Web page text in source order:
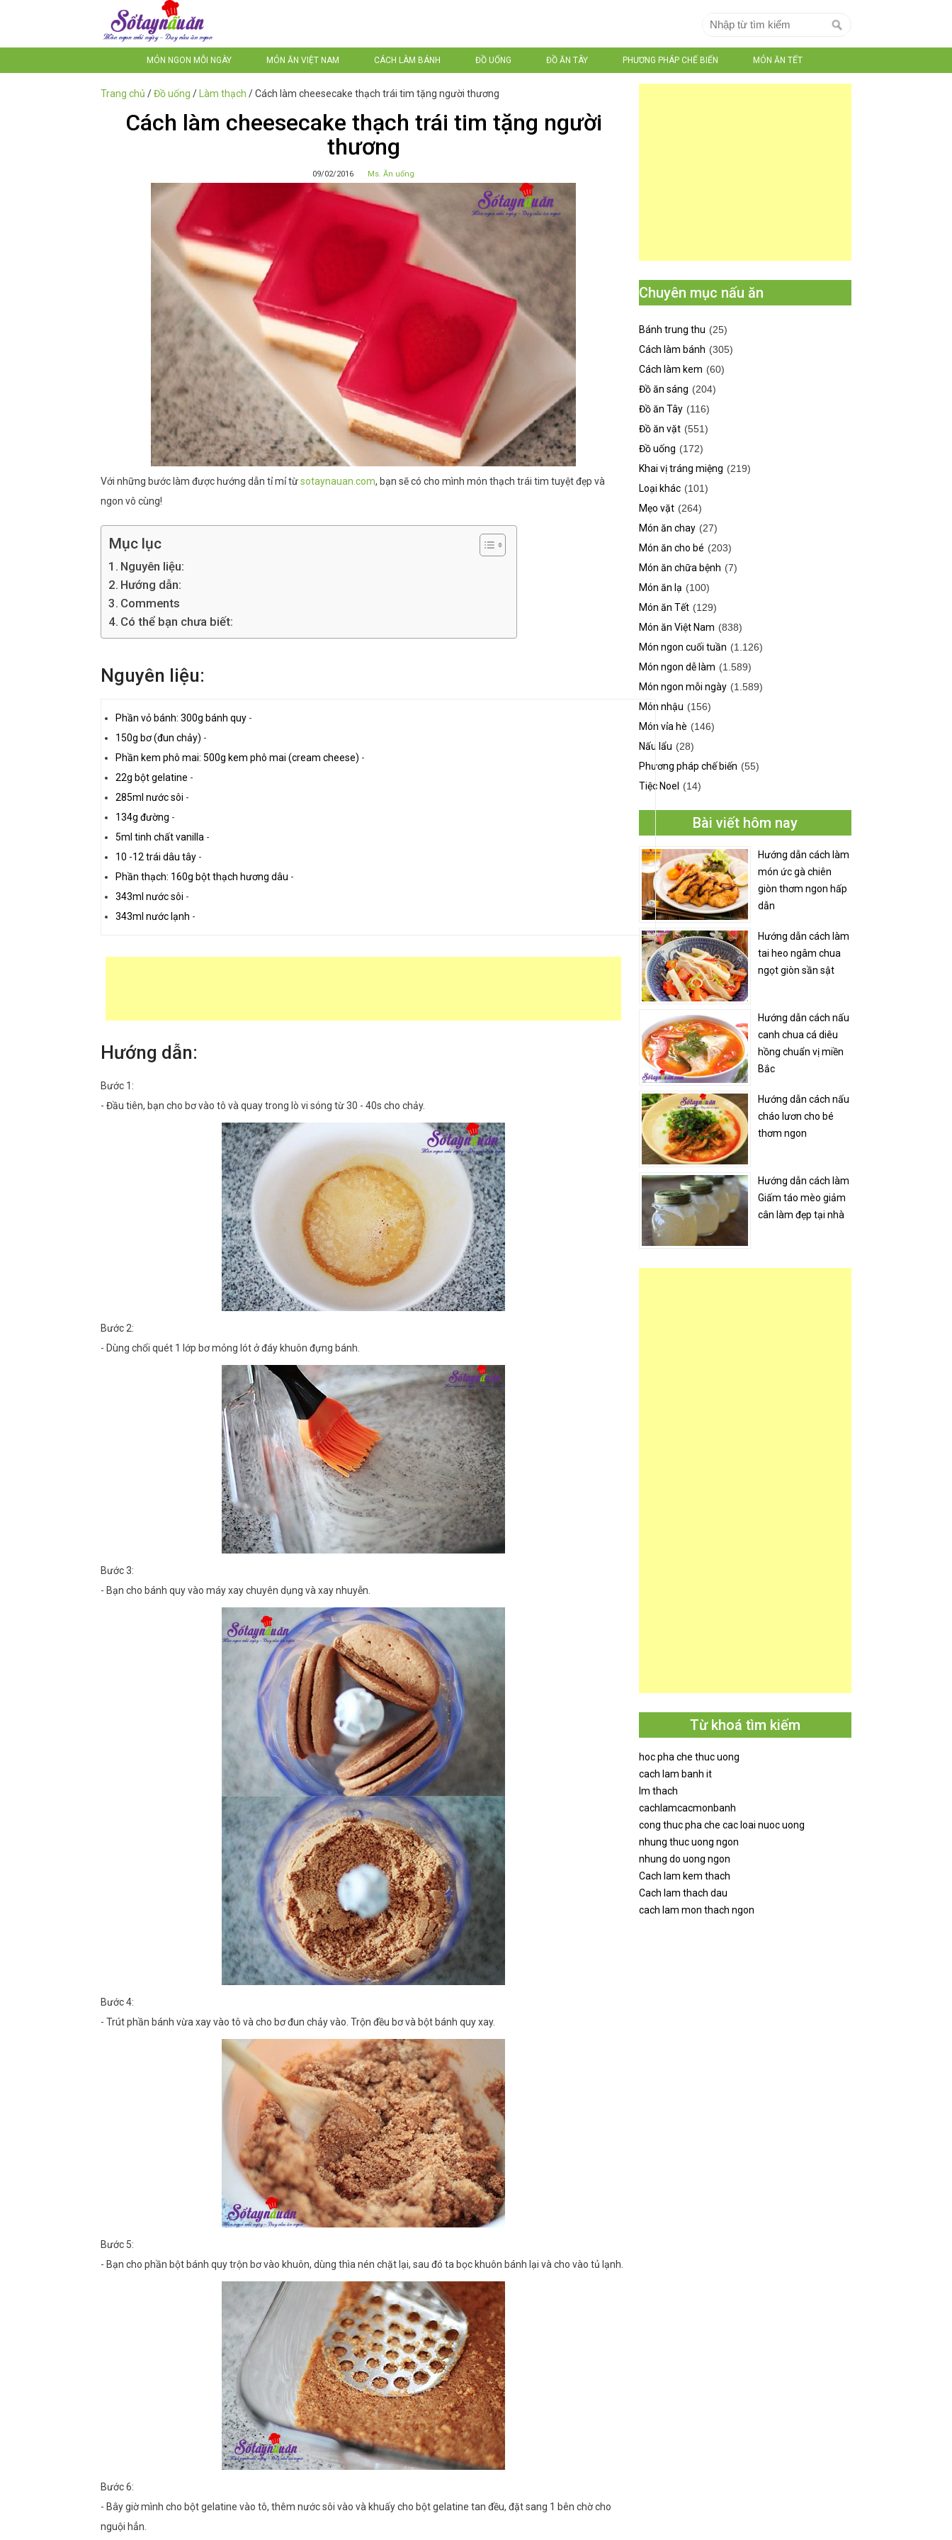
MÓN NGON MỖI NGÀY MÓN ĂN VIỆT NAM CÁCH LÀM BÁNH ĐỒ UỐNG ĐỒ ĂN TÂY PHƯƠNG PHÁP CHẾ BIẾN MÓN ĂN TẾT
Trang chủ /Đồ uống / Làm thạch /Cách làm cheesecake thạch trái tim tặng người thương
Cách làm cheesecake thạch trái tim tặng người
thương
09/02/2016 Ms. Ăn uống
Với những bước làm được hướng dẫn tỉ mỉ từsotaynauan.com, bạn sẽ có cho mình món thạch trái tim tuyệt đẹp và
ngon vô cùng!
Mục lục
Nguyên liệu:
Hướng dẫn:
Comments
Có thể bạn chưa biết:
Nguyên liệu:
Phần vỏ bánh: 300g bánh quy -
150g bơ (đun chảy) -
Phần kem phô mai: 500g kem phô mai (cream cheese) -
22g bột gelatine -
285ml nước sôi -
134g đường -
5ml tinh chất vanilla -
10 -12 trái dâu tây -
Phần thạch: 160g bột thạch hương dâu -
343ml nước sôi -
343ml nước lạnh -
Hướng dẫn:
Bước 1:
- Đầu tiên, bạn cho bơ vào tô và quay trong lò vi sóng từ 30 - 40s cho chảy.
Bước 2:
- Dùng chổi quét 1 lớp bơ mỏng lót ở đáy khuôn đựng bánh.
Bước 3:
- Bạn cho bánh quy vào máy xay chuyên dụng và xay nhuyễn.
Bước 4:
- Trút phần bánh vừa xay vào tô và cho bơ đun chảy vào. Trộn đều bơ và bột bánh quy xay.
Bước 5:
- Bạn cho phần bột bánh quy trộn bơ vào khuôn, dùng thìa nén chặt lại, sau đó ta bọc khuôn bánh lại và cho vào tủ lạnh.
Bước 6:
- Bây giờ mình cho bột gelatine vào tô, thêm nước sôi vào và khuấy cho bột gelatine tan đều, đặt sang 1 bên chờ cho
nguội hẳn.
Chuyên mục nấu ăn
Bánh trung thu (25)
Cách làm bánh (305)
Cách làm kem (60)
Đồ ăn sáng (204)
Đồ ăn Tây (116)
Đồ ăn vặt (551)
Đồ uống (172)
Khai vị tráng miệng (219)
Loại khác (101)
Mẹo vặt (264)
Món ăn chay (27)
Món ăn cho bé (203)
Món ăn chữa bệnh (7)
Món ăn lạ (100)
Món ăn Tết (129)
Món ăn Việt Nam (838)
Món ngon cuối tuần (1.126)
Món ngon dễ làm (1.589)
Món ngon mỗi ngày (1.589)
Món nhậu (156)
Món vỉa hè (146)
Nấu lẩu (28)
Phương pháp chế biến (55)
Tiệc Noel
(14)
Bài viết hôm nay
Hướng dẫn cách làm
món ức gà chiên
giòn thơm ngon hấp
dẫn
Hướng dẫn cách làm
tai heo ngâm chua
ngọt giòn sần sật
Hướng dẫn cách nấu
canh chua cá diêu
hồng chuẩn vị miền
Bắc
Hướng dẫn cách nấu
cháo lươn cho bé
thơm ngon
Hướng dẫn cách làm
Giấm táo mèo giảm
cân làm đẹp tại nhà
Từ khoá tìm kiếm
hoc pha che thuc uong
cach lam banh it
lm thach
cachlamcacmonbanh
cong thuc pha che cac loai nuoc uong
nhung thuc uong ngon
nhung do uong ngon
Cach lam kem thach
Cach lam thach dau
cach lam mon thach ngon